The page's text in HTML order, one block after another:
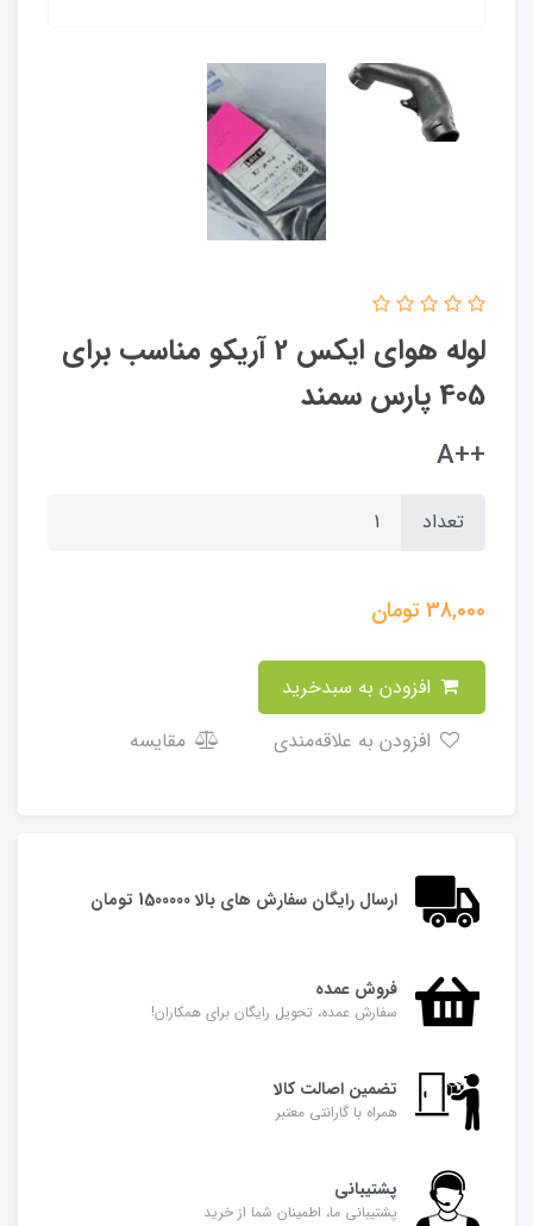
لوله هوای ایکس 2 آریکو مناسب برای
405 پارس سمند
++A
تعداد
38,000تومان
مقایسه
ارسال رایگان سفارش های بالا 1500000 تومان
فروش عمده
سفارش عمده، تحویل رایگان برای همکاران!
تضمین اصالت کالا
همراه با گارانتی معتبر
پشتیبانی
پشتیبانی ما، اطمینان شما از خرید